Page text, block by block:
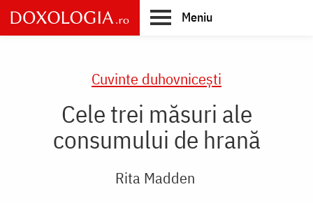
Skip
to
main
Meniu
Cuvinte duhovnicești
Cele trei măsuri ale
consumului de hrană
Rita Madden